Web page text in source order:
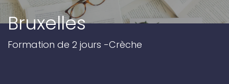
Bruxelles
Formation de 2 jours -Crèche